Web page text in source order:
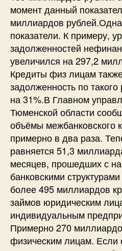
момент данный
миллиардов
показатели. К примеру,
задолженностей
увеличился на 297,2
Кредиты физ лицам
задолженность по
на 31%.В Главном
Тюменской области
объёмы межбанковского
примерно в два раза.
равняется 51,3
месяцев, прошедших с
банковскими
более 495 миллиардов
займов юридическим
индивидуальным
Примерно 270
физическим лицам. Если